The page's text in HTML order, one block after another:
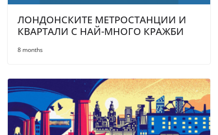
ЛОНДОНСКИТЕ МЕТРОСТАНЦИИ И
КВАРТАЛИ С НАЙ-МНОГО КРАЖБИ
8 months